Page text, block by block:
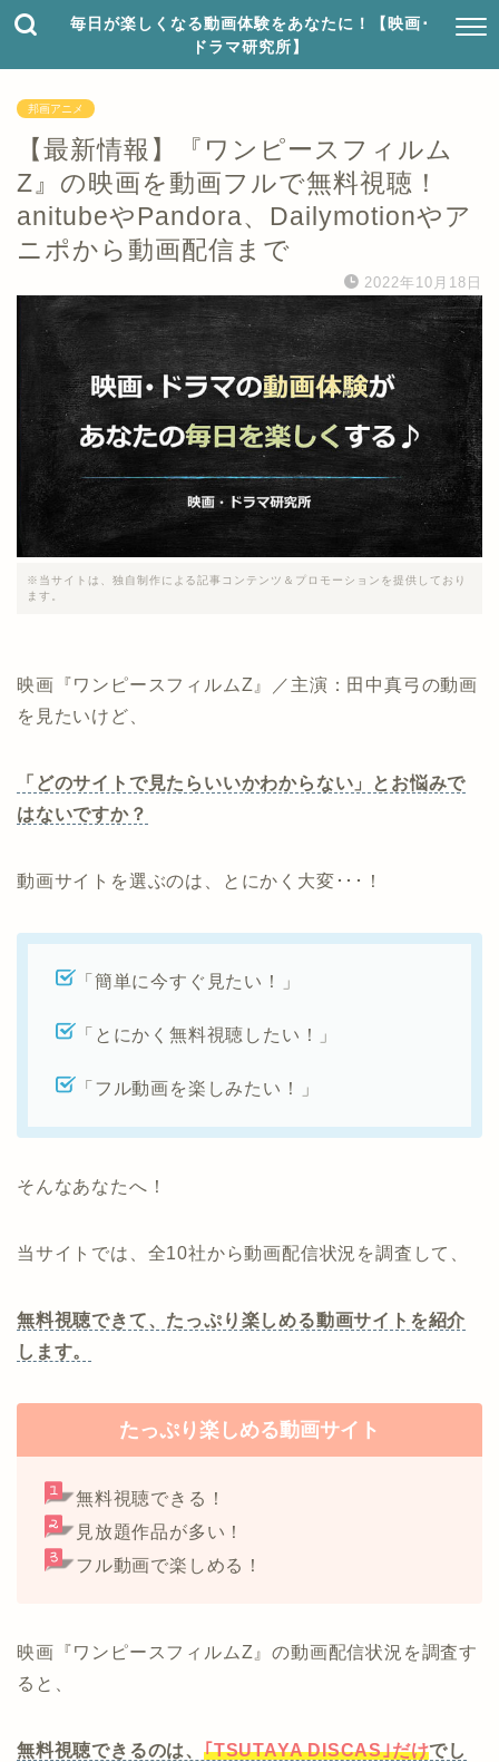
毎日が楽しくなる動画体験をあなたに！【映画･
ドラマ研究所】
邦画アニメ
【最新情報】『ワンピースフィルム
Z』の映画を動画フルで無料視聴！
anitubeやPandora、Dailymotionやア
ニポから動画配信まで
2022年10月18日
※当サイトは、独自制作による記事コンテンツ＆プロモーションを提供しており
ます。
映画『ワンピースフィルムZ』／主演：田中真弓の動画
を見たいけど、
「どのサイトで見たらいいかわからない」とお悩みで
はないですか？
動画サイトを選ぶのは、とにかく大変･･･！
「簡単に今すぐ見たい！」
「とにかく無料視聴したい！」
「フル動画を楽しみたい！」
そんなあなたへ！
当サイトでは、全10社から動画配信状況を調査して、
無料視聴できて、たっぷり楽しめる動画サイトを紹介
します。
たっぷり楽しめる動画サイト
無料視聴できる！
見放題作品が多い！
フル動画で楽しめる！
映画『ワンピースフィルムZ』の動画配信状況を調査す
ると、
無料視聴できるのは、 ｢TSUTAYA DISCAS｣だけでし